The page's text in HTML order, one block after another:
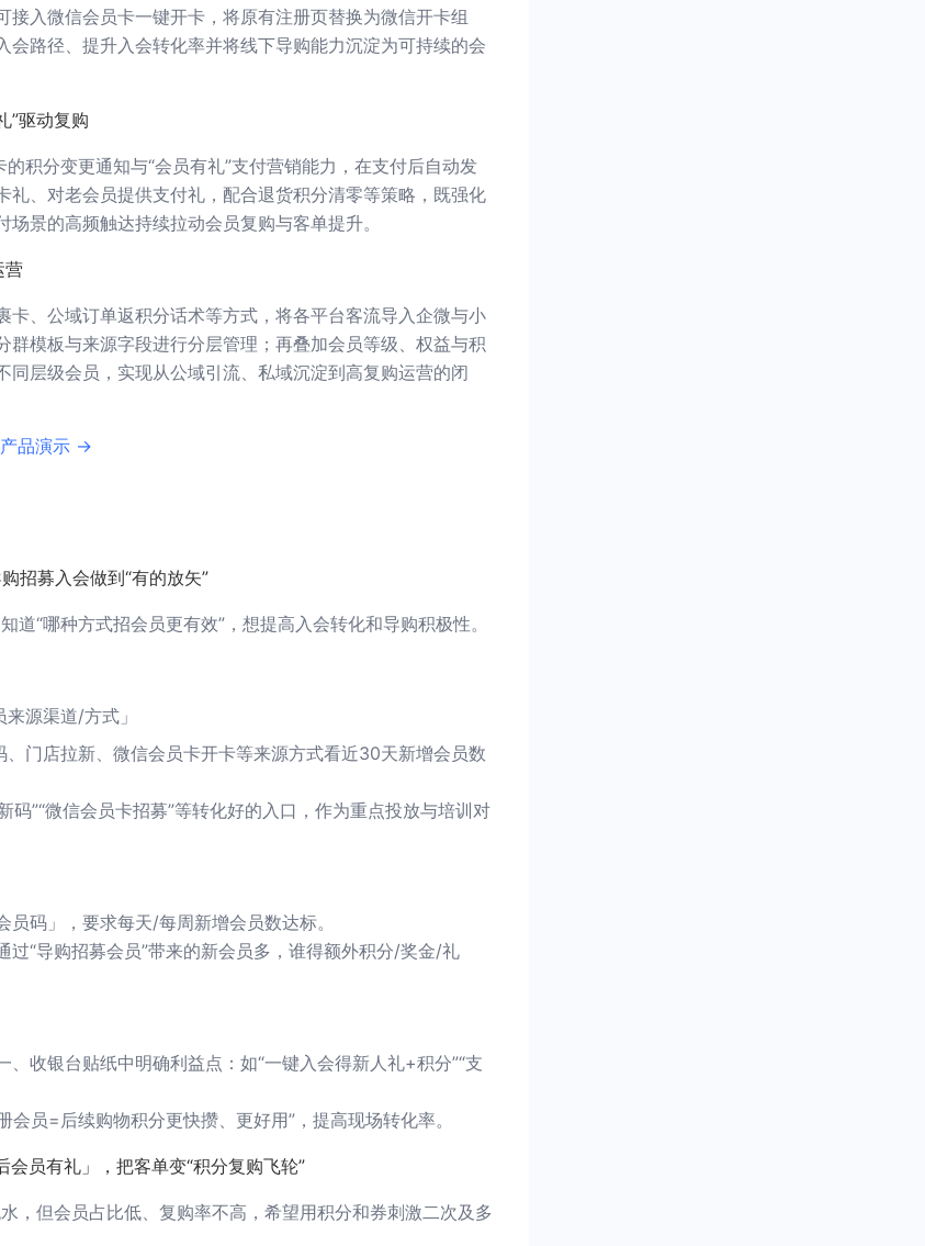
接入微信会员卡一键开卡，将原有注册页替换为微信开卡组
会路径、提升入会转化率并将线下导购能力沉淀为可持续的会
”驱动复购
积分变更通知与“会员有礼”支付营销能力，在支付后自动发
礼、对老会员提供支付礼，配合退货积分清零等策略，既强化
景的高频触达持续拉动会员复购与客单提升。
营
卡、公域订单返积分话术等方式，将各平台客流导入企微与小
群模板与来源字段进行分层管理；再叠加会员等级、权益与积
同层级会员，实现从公域引流、私域沉淀到高复购运营的闭
品演示 →
招募入会做到“有的放矢”
道“哪种方式招会员更有效”，想提高入会转化和导购积极性。
源渠道/方式」
、门店拉新、微信会员卡开卡等来源方式看近30天新增会员数
码”“微信会员卡招募”等转化好的入口，作为重点投放与培训对
码」，要求每天/每周新增会员数达标。
过“导购招募会员”带来的新会员多，谁得额外积分/奖金/礼
、收银台贴纸中明确利益点：如“一键入会得新人礼+积分”“支
会员=后续购物积分更快攒、更好用”，提高现场转化率。
员有礼」，把客单变“积分复购飞轮”
，但会员占比低、复购率不高，希望用积分和券刺激二次及多